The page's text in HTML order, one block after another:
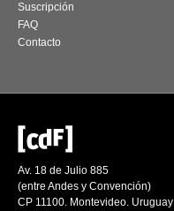
Suscripción
FAQ
Contacto
Av. 18 de Julio 885
(entre Andes y Convención)
CP 11100. Montevideo. Uruguay